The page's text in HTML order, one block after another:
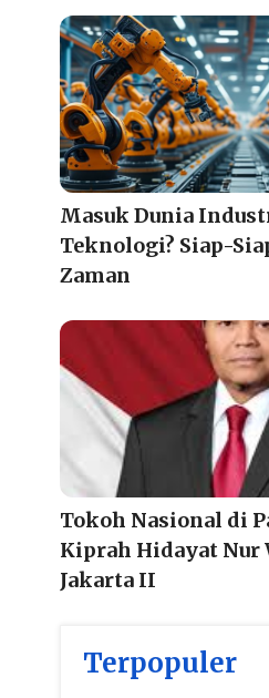
Masuk Dunia
Teknologi? Siap-
Zaman
Tokoh Nasional di
Kiprah Hidayat Nur
Jakarta II
Terpopuler